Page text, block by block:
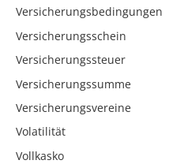
Versicherungsbedingungen
Versicherungsschein
Versicherungssteuer
Versicherungssumme
Versicherungsvereine
Volatilität
Vollkasko